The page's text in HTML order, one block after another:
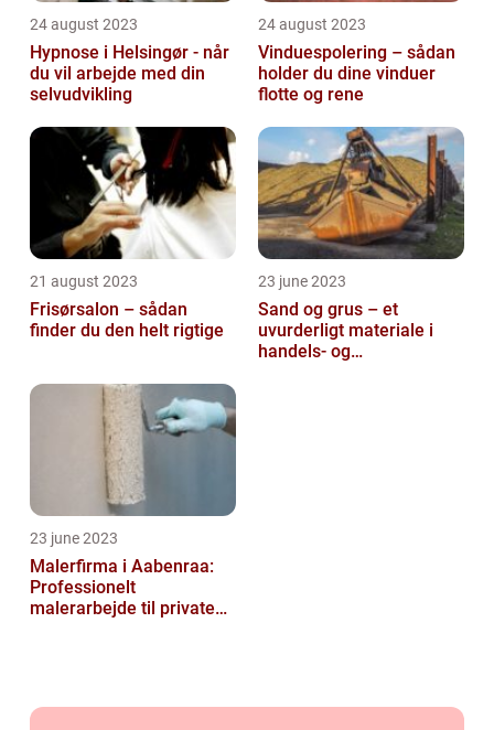
24 august 2023
Hypnose i Helsingør - når
du vil arbejde med din
selvudvikling
24 august 2023
Vinduespolering – sådan
holder du dine vinduer
flotte og rene
21 august 2023
Frisørsalon – sådan
finder du den helt rigtige
23 june 2023
Sand og grus – et
uvurderligt materiale i
handels- og
23 june 2023
Malerfirma i Aabenraa:
Professionelt
malerarbejde til private